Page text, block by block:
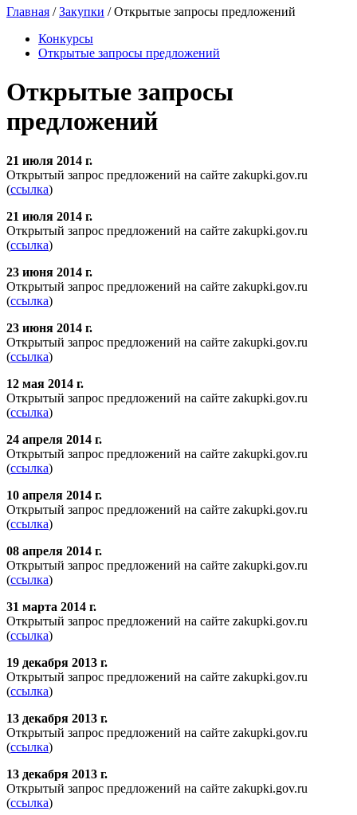
Главная /Закупки / Открытые запросы предложений
Конкурсы
Открытые запросы предложений
Открытые запросы
предложений
21 июля 2014 г.
Открытый запрос предложений на сайте zakupki.gov.ru
(ссылка)
21 июля 2014 г.
Открытый запрос предложений на сайте zakupki.gov.ru
(ссылка)
23 июня 2014 г.
Открытый запрос предложений на сайте zakupki.gov.ru
(ссылка)
23 июня 2014 г.
Открытый запрос предложений на сайте zakupki.gov.ru
(ссылка)
12 мая 2014 г.
Открытый запрос предложений на сайте zakupki.gov.ru
(ссылка)
24 апреля 2014 г.
Открытый запрос предложений на сайте zakupki.gov.ru
(ссылка)
10 апреля 2014 г.
Открытый запрос предложений на сайте zakupki.gov.ru
(ссылка)
08 апреля 2014 г.
Открытый запрос предложений на сайте zakupki.gov.ru
(ссылка)
31 марта 2014 г.
Открытый запрос предложений на сайте zakupki.gov.ru
(ссылка)
19 декабря 2013 г.
Открытый запрос предложений на сайте zakupki.gov.ru
(ссылка)
13 декабря 2013 г.
Открытый запрос предложений на сайте zakupki.gov.ru
(ссылка)
13 декабря 2013 г.
Открытый запрос предложений на сайте zakupki.gov.ru
(ссылка)